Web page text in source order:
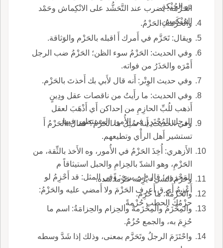
ذو الحُنْكةِ.
الحَزْمَة؛ يضرب عند التَّحَشُّد على الانْكِماش وحَمْد
المُنْكَمِشِ.
والحَزْمَةُ: الحَزْمُ.
ويقال: تَحَزَّم في أَمرك أَ اقبله بالحَزْم والوَثاقة.
وفي الحديث: الحَزْمُ سوء الظن؛ الحَزْمُ ضب الرجل
أَمْرَه والحَذَرُ من فواته.
وفي حديث الوِتْر: أَنه قال لأَبي بك أَخذتَ بالحَزْم.
وفي الحديث: ما رأَيتُ من ناقصات عقل ودِينٍ
أَذهب للُبِّ الحازِمِ من إحداكن أَي أَذْهَبَ لعقل
الرجل المُحْتَرِزِ في الأُمور المستظهر فيها.
تستشير أَهل الرأْي وتطيعهم.
الأَزهري: أُخِذَ الحَزْمُ في الأُمور، وه الأَخذ بالثِّقة، من
الحَزْمِ، وهو الشدّ بالحِزامِ والحبل استيثاقاً م
المَحْزوم؛ قال ابن بري: وفي المثل: قد أَحْزِمُ لو
أَعْزِمُ أَي ق أَعرف الحَزْمَ ولا أَمضي عليه والحَزْمُ:
حزْمُكَ الحطب حُزْمةً.
وحَزَمَ الشيء يَْْزِمُه حَزْماً شده.
والحُزْمَةُ: ما حُزِمَ.
والمِحْزَمُ والمِحْزَمةُ والحِزام والحِزامَةُ: اسم ما
حُزِمَ به، والجمع حُزُمٌ.
واحْتَزَمَ الرجلُ وتَحَزَّم بمعنى، وذلك إذا شَدَّ وسطه